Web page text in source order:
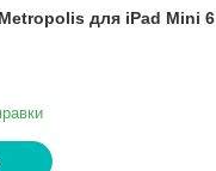
для iPad Mini 6